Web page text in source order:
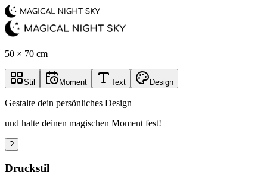
50 × 70 cm
Stil Moment Text Design
Gestalte dein persönliches Design
und halte deinen magischen Moment fest!
?
Druckstil